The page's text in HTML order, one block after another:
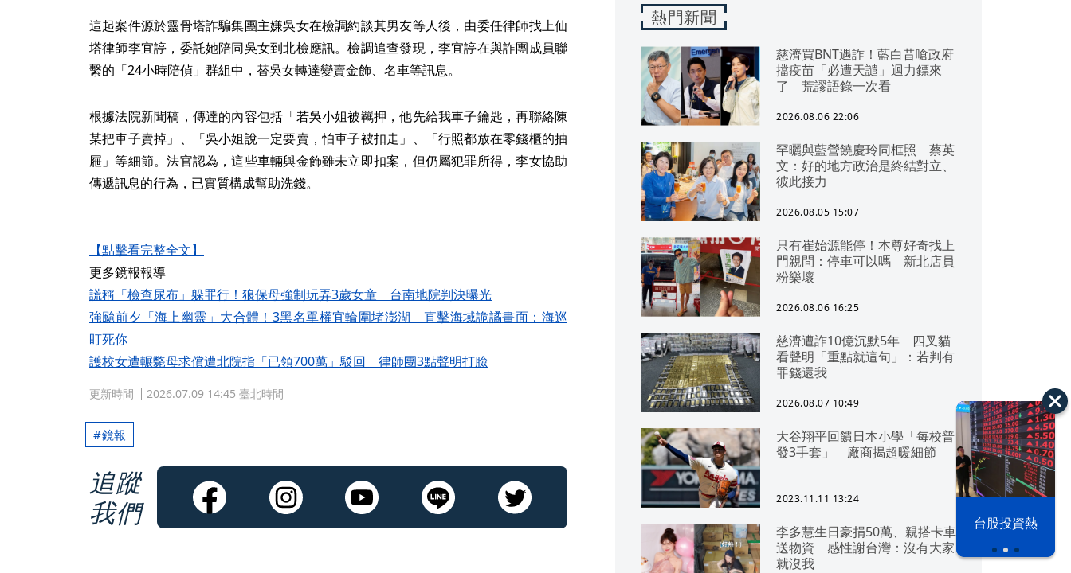
漢光42演習 台股投資熱
這起案件源於靈骨塔詐騙集團主嫌吳女在檢調約談其男友等人後，由委任律師找上仙
塔律師李宜諪，委託她陪同吳女到北檢應訊。檢調追查發現，李宜諪在與詐團成員聯
繫的「24小時陪偵」群組中，替吳女轉達變賣金飾、名車等訊息。
根據法院新聞稿，傳達的內容包括「若吳小姐被羈押，他先給我車子鑰匙，再聯絡陳
某把車子賣掉」、「吳小姐說一定要賣，怕車子被扣走」、「行照都放在零錢櫃的抽
屜」等細節。法官認為，這些車輛與金飾雖未立即扣案，但仍屬犯罪所得，李女協助
傳遞訊息的行為，已實質構成幫助洗錢。
【點擊看完整全文】
更多鏡報報導
謊稱「檢查尿布」躲罪行！狼保母強制玩弄3歲女童 台南地院判決曝光
強颱前夕「海上幽靈」大合體！3黑名單權宜輪圍堵澎湖 直擊海域詭譎畫面：海巡
盯死你
護校女遭輾斃母求償遭北院指「已領700萬」駁回 律師團3點聲明打臉
更新時間 2026.07.09 14:45 臺北時間
鏡報
追蹤
我們
熱門新聞
慈濟買BNT遇詐！藍白昔嗆政府
擋疫苗「必遭天譴」迴力鏢來
了 荒謬語錄一次看
2026.08.06 22:06
罕曬與藍營饒慶玲同框照 蔡英
文：好的地方政治是終結對立、
彼此接力
2026.08.05 15:07
只有崔始源能停！本尊好奇找上
門親問：停車可以嗎 新北店員
粉樂壞
2026.08.06 16:25
慈濟遭詐10億沉默5年 四叉貓
看聲明「重點就這句」：若判有
罪錢還我
2026.08.07 10:49
大谷翔平回饋日本小學「每校普
發3手套」 廠商揭超暖細節
2023.11.11 13:24
李多慧生日豪捐50萬、親搭卡車
送物資 感性謝台灣：沒有大家
就沒我